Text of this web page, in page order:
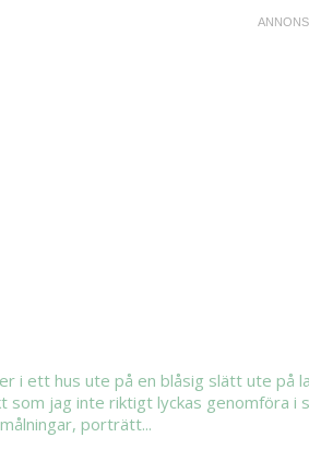
i ett hus ute på en blåsig slätt ute
jag inte riktigt lyckas genomföra
porträtt...